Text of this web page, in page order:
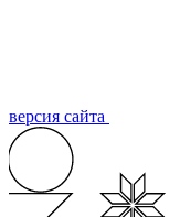
версия сайта